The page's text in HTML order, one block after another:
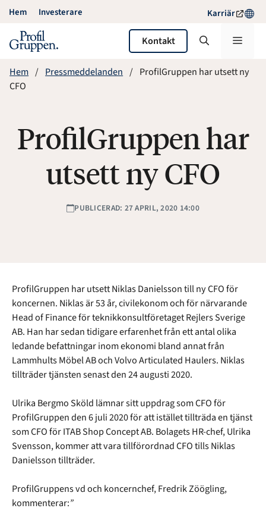
Hoppa
innehåll
Hem Investerare Karriär
Kontakt Meny
Hem Pressmeddelanden
ProfilGruppen har utsett ny
CFO
ProfilGruppen har
utsett ny CFO
PUBLICERAD: 27 APRIL, 2020 14:00
ProfilGruppen har utsett Niklas Danielsson till ny CFO för
koncernen. Niklas är 53 år, civilekonom och för närvarande
Head of Finance för teknikkonsultföretaget Rejlers Sverige
AB. Han har sedan tidigare erfarenhet från ett antal olika
ledande befattningar inom ekonomi bland annat från
Lammhults Möbel AB och Volvo Articulated Haulers. Niklas
tillträder tjänsten senast den 24 augusti 2020.
Ulrika Bergmo Sköld lämnar sitt uppdrag som CFO för
ProfilGruppen den 6 juli 2020 för att istället tillträda en tjänst
som CFO för ITAB Shop Concept AB. Bolagets HR-chef, Ulrika
Svensson, kommer att vara tillförordnad CFO tills Niklas
Danielsson tillträder.
ProfilGruppens vd och koncernchef, Fredrik Zöögling,
kommenterar:”